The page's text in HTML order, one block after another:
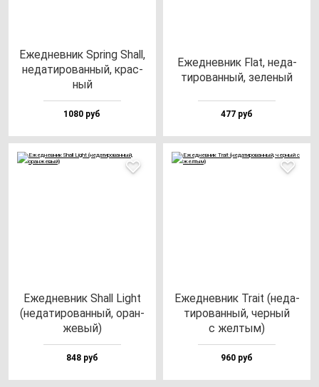
Ежед­нев­ник Spring Shall,
не­да­ти­ро­ван­ный, крас­
ный
1080 руб
Ежед­нев­ник Flat, не­да­
ти­ро­ван­ный, зе­ле­ный
477 руб
Ежед­нев­ник Shall Light
(не­да­ти­ро­ван­ный, оран­
же­вый)
848 руб
Ежед­нев­ник Tra­it (не­да­
ти­ро­ван­ный, чер­ный
с жел­тым)
960 руб